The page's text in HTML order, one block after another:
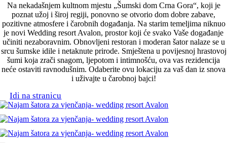
Na nekadašnjem kultnom mjestu „Šumski dom Crna Gora“, koji je
poznat užoj i široj regiji, ponovno se otvorio dom dobre zabave,
pozitivne atmosfere i čarobnih događanja. Na starim temeljima niknuo
je novi Wedding resort Avalon, prostor koji će svako Vaše događanje
učiniti nezaboravnim. Obnovljeni restoran i moderan šator nalaze se u
srcu šumske idile i netaknute prirode. Smještena u povijesnoj hrastovoj
šumi koja zrači snagom, ljepotom i intimnošću, ova vas rezidencija
neće ostaviti ravnodušnim. Odaberite ovu lokaciju za vaš dan iz snova
i uživajte u čarobnoj bajci!
Idi na stranicu